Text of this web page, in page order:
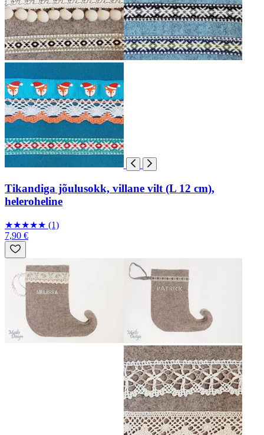
Tikandiga jõulusokk, villane vilt (L 12 cm),
heleroheline
★★★★★ (1)
7,90 €